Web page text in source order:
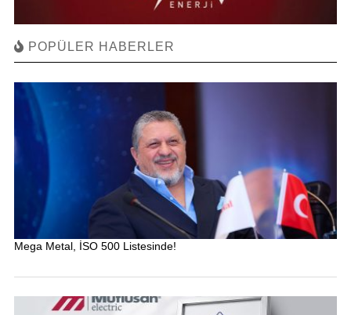
POPÜLER HABERLER
Mega Metal, İSO 500 Listesinde!